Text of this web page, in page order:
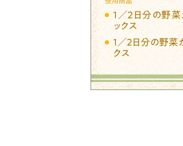
１／２日分の野
ックス
１／２日分の野
クス